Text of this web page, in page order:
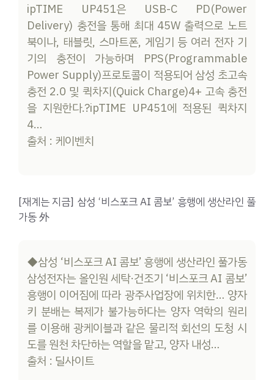
ipTIME UP451은 USB-C PD(Power
Delivery) 충전을 통해 최대 45W 출력으로 노트
북이나, 태블릿, 스마트폰, 게임기 등 여러 전자 기
기의 충전이 가능하며 PPS(Programmable
Power Supply)프로토콜이 적용되어 삼성 초고속
충전 2.0 및 퀵차지(Quick Charge)4+ 고속 충전
을 지원한다.?ipTIME UP451에 적용된 퀵차지
4…
출처 : 케이벤치
[재계는 지금] 삼성 ‘비스포크 AI 콤보’ 흥행에 ​생산라인 풀
가동 外
◆삼성 ‘비스포크 AI 콤보’ 흥행에 생산라인 풀가동
삼성전자는 올인원 세탁·건조기 ‘비스포크 AI 콤보’
흥행이 이어짐에 따라 광주사업장에 위치한… 양자
키 분배는 복제가 불가능하다는 양자 역학의 원리
를 이용해 광케이블과 같은 물리적 회선의 도청 시
도를 원천 차단하는 역할을 맡고, 양자 내성…
출처 : 딜사이트